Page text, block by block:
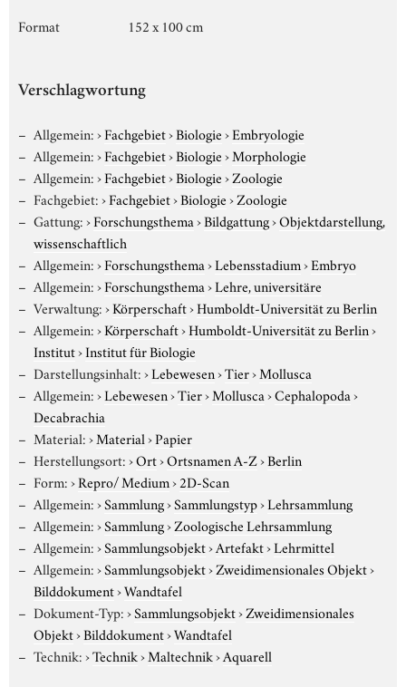
Format
152 x 100 cm
Verschlagwortung
Allgemein:›Fachgebiet›Biologie›Embryologie
Allgemein:›Fachgebiet›Biologie›Morphologie
Allgemein:›Fachgebiet›Biologie›Zoologie
Fachgebiet:›Fachgebiet›Biologie›Zoologie
Gattung:›Forschungsthema›Bildgattung›Objektdarstellung,
wissenschaftlich
Allgemein:›Forschungsthema›Lebensstadium›Embryo
Allgemein:›Forschungsthema›Lehre, universitäre
Verwaltung:›Körperschaft›Humboldt-Universität zu Berlin
Allgemein:›Körperschaft›Humboldt-Universität zu Berlin›
Institut›Institut für Biologie
Darstellungsinhalt:›Lebewesen›Tier›Mollusca
Allgemein:›Lebewesen›Tier›Mollusca›Cephalopoda›
Decabrachia
Material:›Material›Papier
Herstellungsort:›Ort›Ortsnamen A-Z›Berlin
Form:›Repro/ Medium›2D-Scan
Allgemein:›Sammlung›Sammlungstyp›Lehrsammlung
Allgemein:›Sammlung›Zoologische Lehrsammlung
Allgemein:›Sammlungsobjekt›Artefakt›Lehrmittel
Allgemein:›Sammlungsobjekt›Zweidimensionales Objekt›
Bilddokument›Wandtafel
Dokument-Typ:›Sammlungsobjekt›Zweidimensionales
Objekt›Bilddokument›Wandtafel
Technik:›Technik›Maltechnik›Aquarell